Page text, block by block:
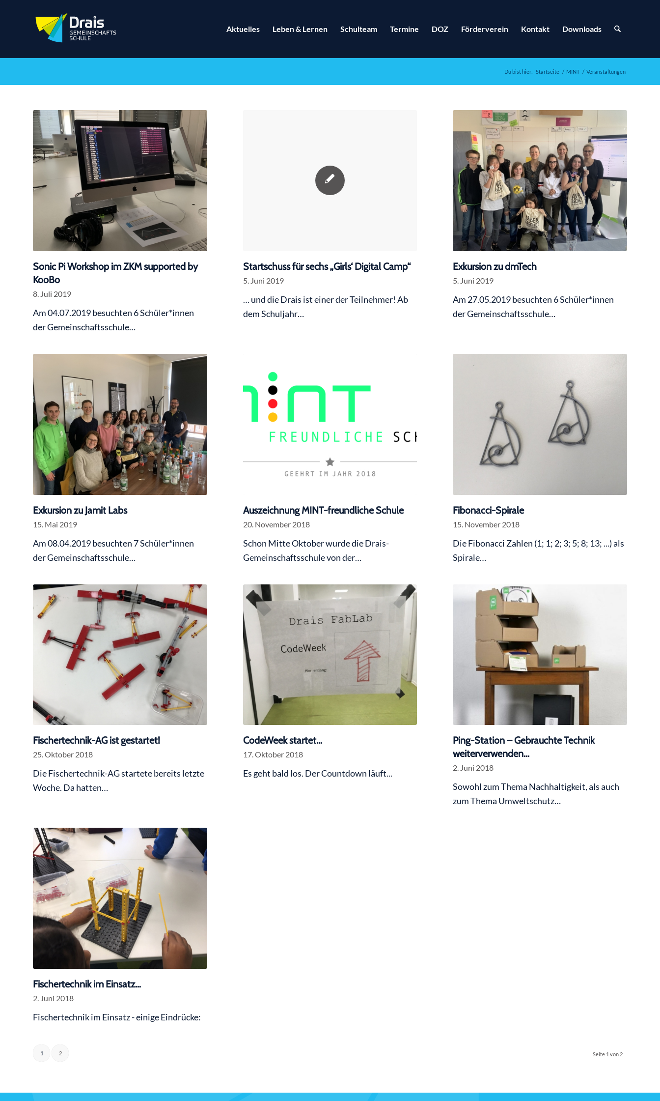
Aktuelles Leben & Lernen Schulteam Termine DOZ Förderverein Kontakt Downloads
Du bist hier: Startseite / MINT / Veranstaltungen
Sonic Pi Workshop im ZKM supported by
KooBo
8. Juli 2019
Am 04.07.2019 besuchten 6 Schüler*innen
der Gemeinschaftsschule…
Startschuss für sechs „Girls‘ Digital Camp“
5. Juni 2019
… und die Drais ist einer der Teilnehmer! Ab
dem Schuljahr…
Exkursion zu dmTech
5. Juni 2019
Am 27.05.2019 besuchten 6 Schüler*innen
der Gemeinschaftsschule…
Exkursion zu Jamit Labs
15. Mai 2019
Am 08.04.2019 besuchten 7 Schüler*innen
der Gemeinschaftsschule…
Auszeichnung MINT-freundliche Schule
20. November 2018
Schon Mitte Oktober wurde die Drais-
Gemeinschaftsschule von der…
Fibonacci-Spirale
15. November 2018
Die Fibonacci Zahlen (1; 1; 2; 3; 5; 8; 13; ...) als
Spirale…
Fischertechnik-AG ist gestartet!
25. Oktober 2018
Die Fischertechnik-AG startete bereits letzte
Woche. Da hatten…
CodeWeek startet…
17. Oktober 2018
Es geht bald los. Der Countdown läuft...
Ping-Station – Gebrauchte Technik
weiterverwenden…
2. Juni 2018
Sowohl zum Thema Nachhaltigkeit, als auch
zum Thema Umweltschutz…
Fischertechnik im Einsatz…
2. Juni 2018
Fischertechnik im Einsatz - einige Eindrücke:
Seite 1 von 2
1 2